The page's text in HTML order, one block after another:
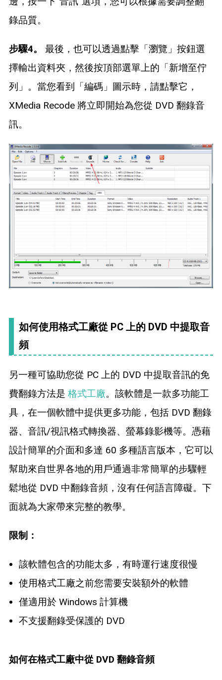
錄品質。
步驟4。
最後，也可以透過點擊「瀏覽」按鈕選
擇輸出資料夾，然後按頂部選單上的「新增至佇
列」。當您看到「編碼」圖示時，請點擊它，
XMedia Recode 將立即開始為您從 DVD 翻錄音
訊。
如何使用格式工廠從 PC 上的 DVD 中提取音
頻
另一種可協助您從 PC 上的 DVD 中提取音訊的免
費翻錄方法是 格式工廠。該軟體是一款多功能工
具，在一個軟體中提供更多功能，包括 DVD 翻錄
器、音訊/視訊格式轉換器、螢幕錄影機等。憑藉
設計簡單的介面和多達 60 多種語言版本，它可以
幫助來自世界各地的用戶通過非常簡單的步驟輕
鬆地從 DVD 中翻錄音頻，沒有任何語言障礙。下
面就為大家帶來完整的教學。
限制：
該軟體包含的功能太多，有時運行速度很慢
使用格式工廠之前您需要安裝額外的軟體
僅適用於 Windows 計算機
不支援翻錄受保護的 DVD
如何在格式工廠中從 DVD 翻錄音頻